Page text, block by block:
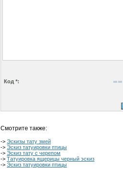
Код *:
Смотрите также:
-> Эскизы тату змей
-> Эскиз татуировки птицы
-> Эскиз тату с черепом
-> Татуировка ящерицы черный эскиз
-> Эскиз татуировки птицы